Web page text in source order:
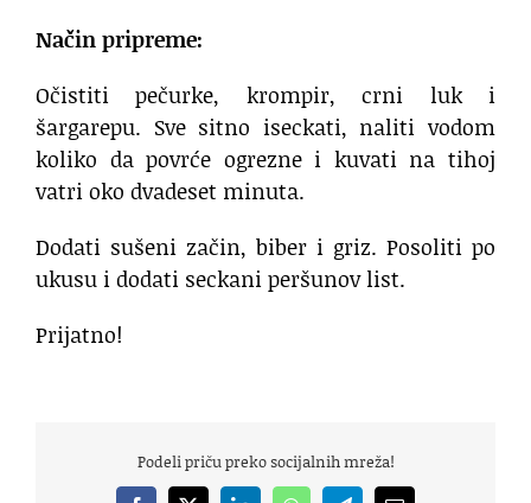
Način pripreme:
Očistiti pečurke, krompir, crni luk i
šargarepu. Sve sitno iseckati, naliti vodom
koliko da povrće ogrezne i kuvati na tihoj
vatri oko dvadeset minuta.
Dodati sušeni začin, biber i griz. Posoliti po
ukusu i dodati seckani peršunov list.
Prijatno!
Podeli priču preko socijalnih mreža!